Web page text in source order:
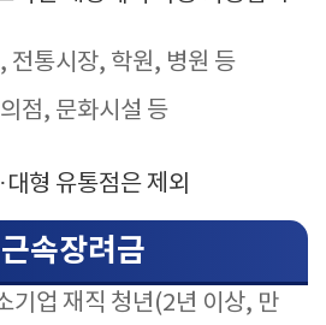
전통시장, 학원, 병원 등
점, 문화시설 등
형 유통점은 제외
속장려금
기업 재직 청년(2년 이상, 만